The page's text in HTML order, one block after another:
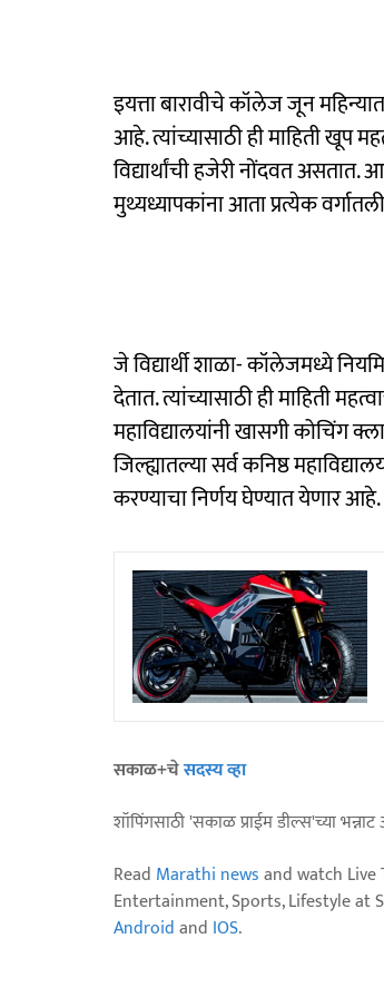
इयत्ता बारावीचे कॉलेज जून
आहे. त्यांच्यासाठी ही माहिती खूप
विद्यार्थांची हजेरी नोंदवत असतात.
मुथ्यध्यापकांना आता प्रत्येक
जे विद्यार्थी शाळा- कॉलेजमध्ये
देतात. त्यांच्यासाठी ही माहिती
महाविद्यालयांनी खासगी कोचिंग
जिल्ह्यातल्या सर्व कनिष्ठ
करण्याचा निर्णय घेण्यात येणार आहे.
सकाळ+चेसदस्य व्हा
शॉपिंगसाठी 'सकाळ प्राईम डील्स'च्या
Read Marathi newsand watch Live
Entertainment, Sports, Lifestyle at
Androidand IOS.